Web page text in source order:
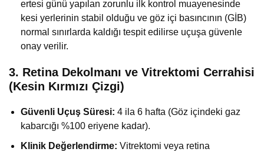
ertesi günü yapılan zorunlu ilk kontrol muayenesinde
kesi yerlerinin stabil olduğu ve göz içi basıncının (GİB)
normal sınırlarda kaldığı tespit edilirse uçuşa güvenle
onay verilir.
3. Retina Dekolmanı ve Vitrektomi Cerrahisi
(Kesin Kırmızı Çizgi)
Güvenli Uçuş Süresi: 4 ila 6 hafta (Göz içindeki gaz
kabarcığı %100 eriyene kadar).
Klinik Değerlendirme: Vitrektomi veya retina